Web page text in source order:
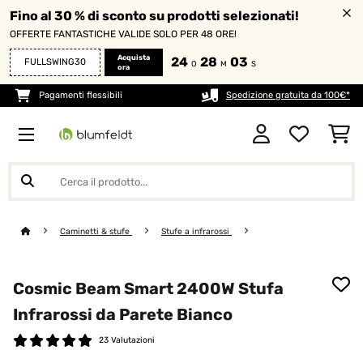
Fino al 30 % di sconto su prodotti selezionati!
OFFERTE FANTASTICHE VALIDE SOLO PER 48 ORE!
FULLSWING30
Acquista
ora
24 O 28 M 01 S
Pagamenti flessibili Spedizione gratuita da 100€*
Caminetti & stufe Stufe a infrarossi
Cosmic Beam Smart 2400W Stufa
Infrarossi da Parete Bianco
23 Valutazioni